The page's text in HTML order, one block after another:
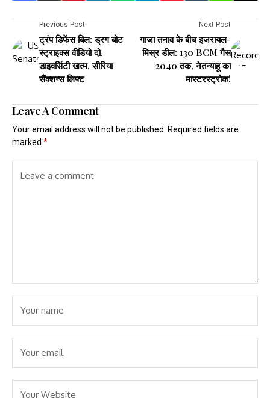
Previous Post
ट्रंप डिफेंस बिल: ड्रग बोट
स्ट्राइक्स वीडियो दो,
डाइवर्सिटी खत्म, सीरिया
सैंक्शन्स लिफ्ट
Next Post
गाजा तनाव के बीच इजरायल-
मिस्र डील: 130 BCM गैस
2040 तक, नेतन्याहू का
मास्टरस्ट्रोक!
Leave A Comment
Your email address will not be published. Required fields are
marked *